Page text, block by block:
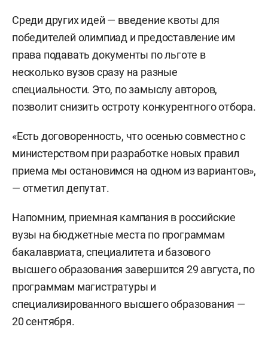
Среди других идей — введение квоты для
победителей олимпиад и предоставление им
права подавать документы по льготе в
несколько вузов сразу на разные
специальности. Это, по замыслу авторов,
позволит снизить остроту конкурентного отбора.
«Есть договоренность, что осенью совместно с
министерством при разработке новых правил
приема мы остановимся на одном из вариантов»,
— отметил депутат.
Напомним, приемная кампания в российские
вузы на бюджетные места по программам
бакалавриата, специалитета и базового
высшего образования завершится 29 августа, по
программам магистратуры и
специализированного высшего образования —
20 сентября.